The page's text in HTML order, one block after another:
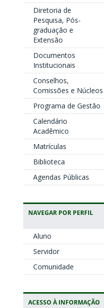
Diretoria de
Pesquisa, Pós-
graduação e
Extensão
Documentos
Institucionais
Conselhos,
Comissões e Núcleos
Programa de Gestão
Calendário
Acadêmico
Matrículas
Biblioteca
Agendas Públicas
NAVEGAR POR PERFIL
Aluno
Servidor
Comunidade
ACESSO À INFORMAÇÃO